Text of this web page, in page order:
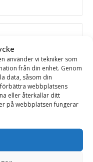
använder vi tekniker som
från din enhet. Genom
data, såsom din
webbplatsens
eller återkallar ditt
på webbplatsen fungerar